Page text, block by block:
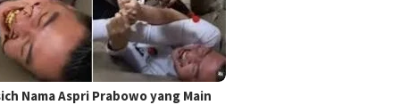
Nama Aspri Prabowo yang Main